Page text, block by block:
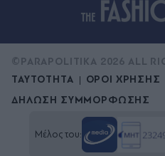
ΤΑΥΤΟΤΗΤΑ ΟΡΟΙ ΧΡΗΣΗΣ
ΔΗΛΩΣΗ ΣΥΜΜΟΡΦΩΣΗΣ
©PARAPOLITIKA 2026 ALL
Μέλος του: